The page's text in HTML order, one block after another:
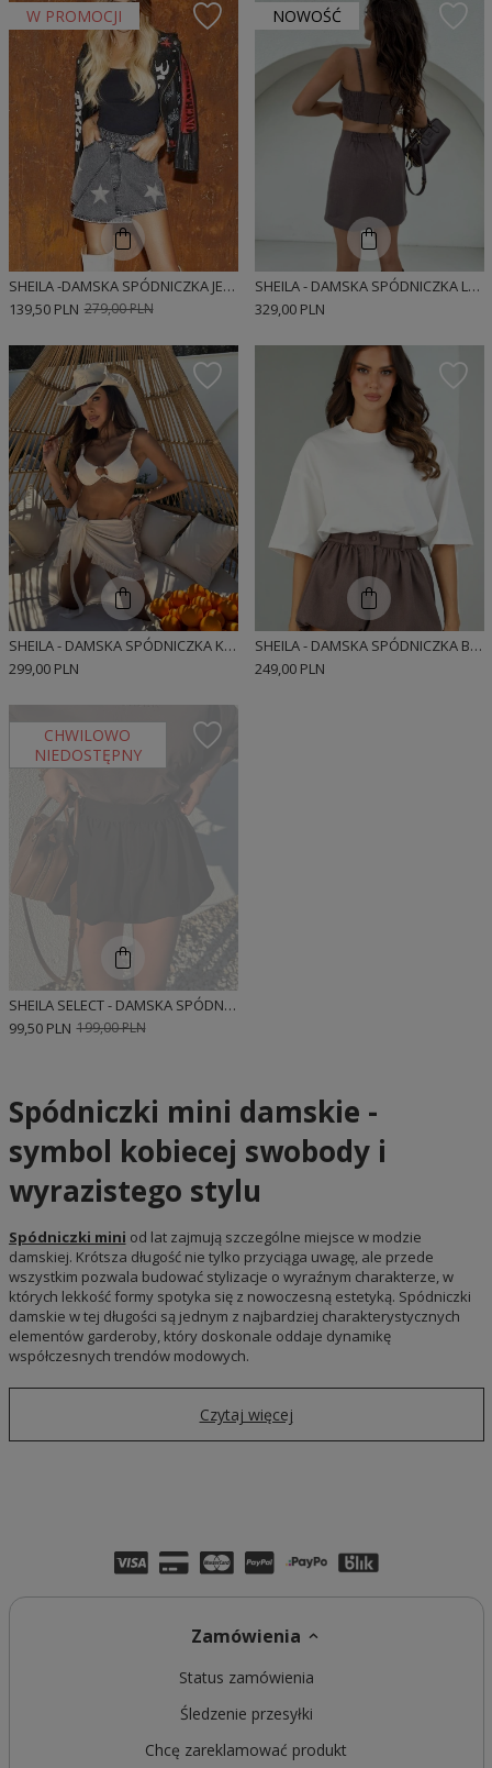
W PROMOCJI
SHEILA -DAMSKA SPÓDNICZKA JEANSOWA W GWIAZDKI 'STARS'
279,00 PLN
139,50 PLN
NOWOŚĆ
SHEILA - DAMSKA SPÓDNICZKA LNIANA O REGULARNYM KROJU 'MUNDIE TAUPE'
329,00 PLN
SHEILA - DAMSKA SPÓDNICZKA KREMOWA Z FRĘDZLAMI BOHO 'MIRIAM'
299,00 PLN
SHEILA - DAMSKA SPÓDNICZKA BRĄZOWA BOMBKA 'CHESTNUT'
249,00 PLN
CHWILOWO
NIEDOSTĘPNY
SHEILA SELECT - DAMSKA SPÓDNICZKA CZARNA BOMBKA 'MILA'
199,00 PLN
99,50 PLN
Spódniczki mini damskie -
symbol kobiecej swobody i
wyrazistego stylu
Spódniczki mini od lat zajmują szczególne miejsce w modzie
damskiej. Krótsza długość nie tylko przyciąga uwagę, ale przede
wszystkim pozwala budować stylizacje o wyraźnym charakterze, w
których lekkość formy spotyka się z nowoczesną estetyką. Spódniczki
damskie w tej długości są jednym z najbardziej charakterystycznych
elementów garderoby, który doskonale oddaje dynamikę
współczesnych trendów modowych.
Czytaj więcej
Zamówienia
Status zamówienia
Śledzenie przesyłki
Chcę zareklamować produkt